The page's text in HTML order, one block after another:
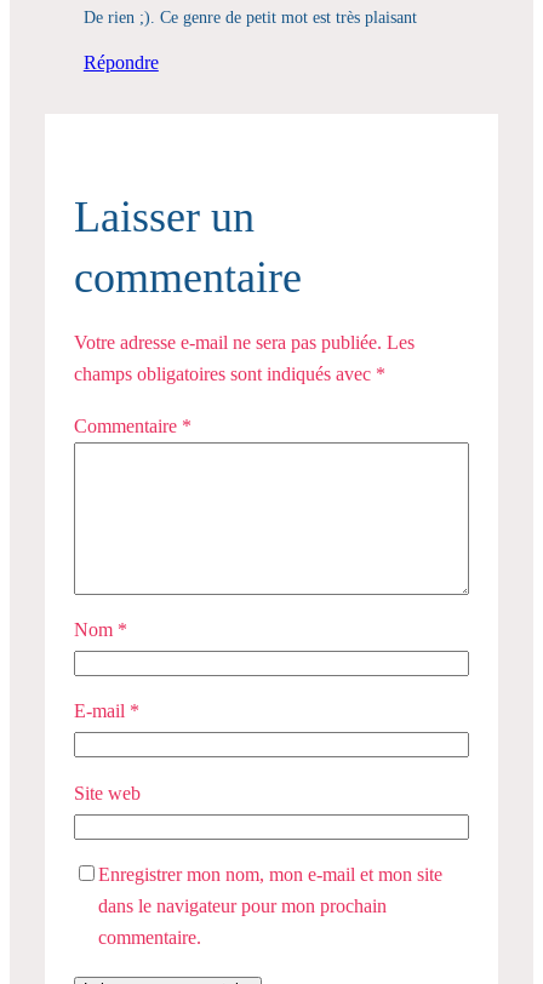
De rien ;). Ce genre de petit mot est très plaisant
Répondre
Laisser un
commentaire
Votre adresse e-mail ne sera pas publiée. Les
champs obligatoires sont indiqués avec *
Commentaire *
Nom *
E-mail *
Site web
Enregistrer mon nom, mon e-mail et mon site
dans le navigateur pour mon prochain
commentaire.